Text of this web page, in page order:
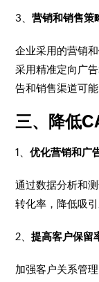
3、营销和销售策
企业采用的营销
采用精准定向广
告和销售渠道可
三、降低
1、优化营销和广
通过数据分析和
转化率，降低吸引
2、提高客户保留
加强客户关系管